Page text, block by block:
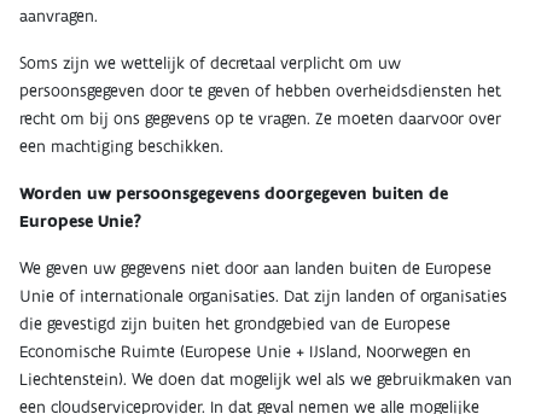
aanvragen.
Soms zijn we wettelijk of decretaal verplicht om uw
persoonsgegeven door te geven of hebben overheidsdiensten het
recht om bij ons gegevens op te vragen. Ze moeten daarvoor over
een machtiging beschikken.
Worden uw persoonsgegevens doorgegeven buiten de
Europese Unie?
We geven uw gegevens niet door aan landen buiten de Europese
Unie of internationale organisaties. Dat zijn landen of organisaties
die gevestigd zijn buiten het grondgebied van de Europese
Economische Ruimte (Europese Unie + IJsland, Noorwegen en
Liechtenstein). We doen dat mogelijk wel als we gebruikmaken van
een cloudserviceprovider. In dat geval nemen we alle mogelijke